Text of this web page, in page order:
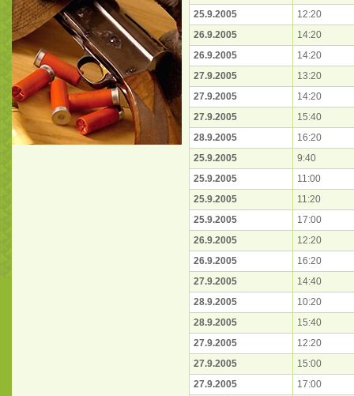
25.9.2005
12:20
26.9.2005
14:20
26.9.2005
14:20
27.9.2005
13:20
27.9.2005
14:20
27.9.2005
15:40
28.9.2005
16:20
25.9.2005
9:40
25.9.2005
11:00
25.9.2005
11:20
25.9.2005
17:00
26.9.2005
12:20
26.9.2005
16:20
27.9.2005
14:40
28.9.2005
10:20
28.9.2005
15:40
27.9.2005
12:20
27.9.2005
15:00
27.9.2005
17:00